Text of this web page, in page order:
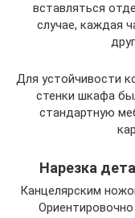
вставляться
случае, каждая
Для устойчивости
стенки шкафа
стандартную
Нарезка
Канцелярским